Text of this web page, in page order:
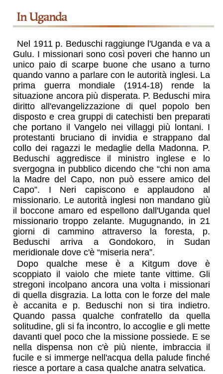
In Uganda
Nel 1911 p. Beduschi raggiunge l'Uganda e va a
Gulu. I missionari sono così poveri che hanno un
unico paio di scarpe buone che usano a turno
quando vanno a parlare con le autorità inglesi. La
prima guerra mondiale (1914-18) rende la
situazione ancora più disperata. P. Beduschi mira
diritto all'evangelizzazione di quel popolo ben
disposto e crea gruppi di catechisti ben preparati
che portano il Vangelo nei villaggi più lontani. I
protestanti bruciano di invidia e strappano dal
collo dei ragazzi le medaglie della Madonna. P.
Beduschi aggredisce il ministro inglese e lo
svergogna in pubblico dicendo che “chi non ama
la Madre del Capo, non può essere amico del
Capo”. I Neri capiscono e applaudono al
missionario. Le autorità inglesi non mandano giù
il boccone amaro ed espellono dall'Uganda quel
missionario troppo zelante. Mugugnando, in 21
giorni di cammino attraverso la foresta, p.
Beduschi arriva a Gondokoro, in Sudan
meridionale dove c'è “miseria nera”.
Dopo qualche mese è a Kitgum dove è
scoppiato il vaiolo che miete tante vittime. Gli
stregoni incolpano ancora una volta i missionari
di quella disgrazia. La lotta con le forze del male
è accanita e p. Beduschi non si tira indietro.
Quando passa qualche confratello da quella
solitudine, gli si fa incontro, lo accoglie e gli mette
davanti quel poco che la missione possiede. E se
nella dispensa non c'è più niente, imbraccia il
fucile e si immerge nell'acqua della palude finché
riesce a portare a casa qualche anatra selvatica.